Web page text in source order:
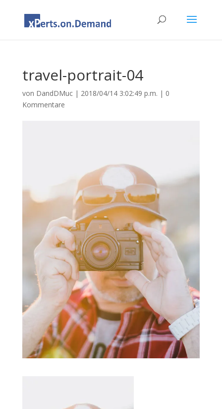
travel-portrait-04
von DandDMuc| 2018/04/14 3:02:49 p.m. | 0
Kommentare